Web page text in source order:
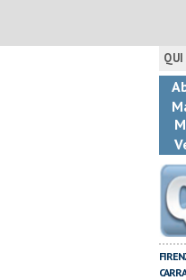
QUI